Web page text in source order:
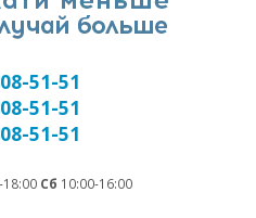
51-51
51-51
51-51
18:00 Сб 10:00-16:00